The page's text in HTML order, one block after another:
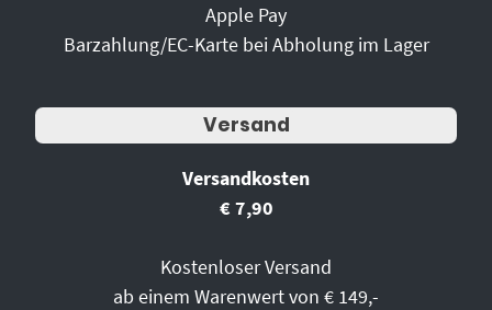
Apple Pay
Barzahlung/EC-Karte bei Abholung im Lager
Versand
Versandkosten
€ 7,90
Kostenloser Versand
ab einem Warenwert von € 149,-